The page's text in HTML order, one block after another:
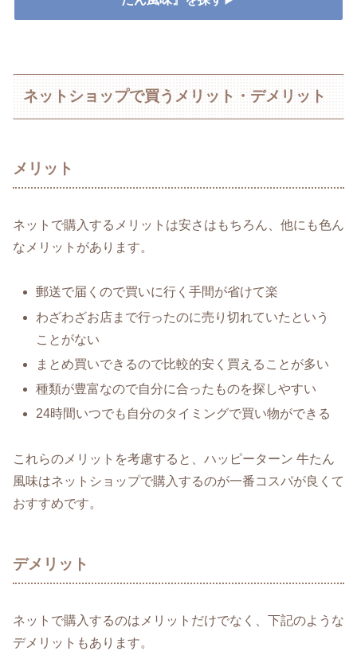
ネットショップで買うメリット・デメリット
メリット
ネットで購入するメリットは安さはもちろん、他にも色ん
なメリットがあります。
郵送で届くので買いに行く手間が省けて楽
わざわざお店まで行ったのに売り切れていたという
ことがない
まとめ買いできるので比較的安く買えることが多い
種類が豊富なので自分に合ったものを探しやすい
24時間いつでも自分のタイミングで買い物ができる
これらのメリットを考慮すると、ハッピーターン 牛たん
風味はネットショップで購入するのが一番コスパが良くて
おすすめです。
デメリット
ネットで購入するのはメリットだけでなく、下記のような
デメリットもあります。